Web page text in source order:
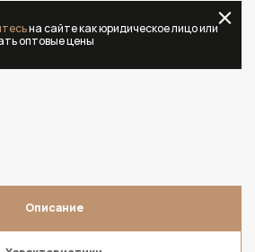
на сайте как юридическое лицо или
оптовые цены
Описание